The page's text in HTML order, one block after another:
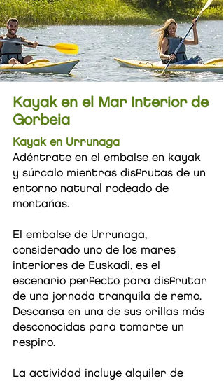
Kayak en el Mar Interior de
Gorbeia
Kayak en Urrunaga
Adéntrate en el embalse en kayak
y súrcalo mientras disfrutas de un
entorno natural rodeado de
montañas.
El embalse de Urrunaga,
considerado uno de los mares
interiores de Euskadi, es el
escenario perfecto para disfrutar
de una jornada tranquila de remo.
Descansa en una de sus orillas más
desconocidas para tomarte un
respiro.
La actividad incluye alquiler de